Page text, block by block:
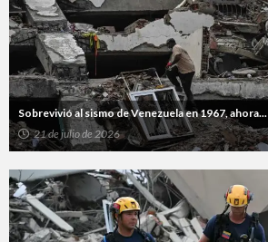
Sobrevivió al sismo de Venezuela en 1967, ahora...
21 de julio de 2026